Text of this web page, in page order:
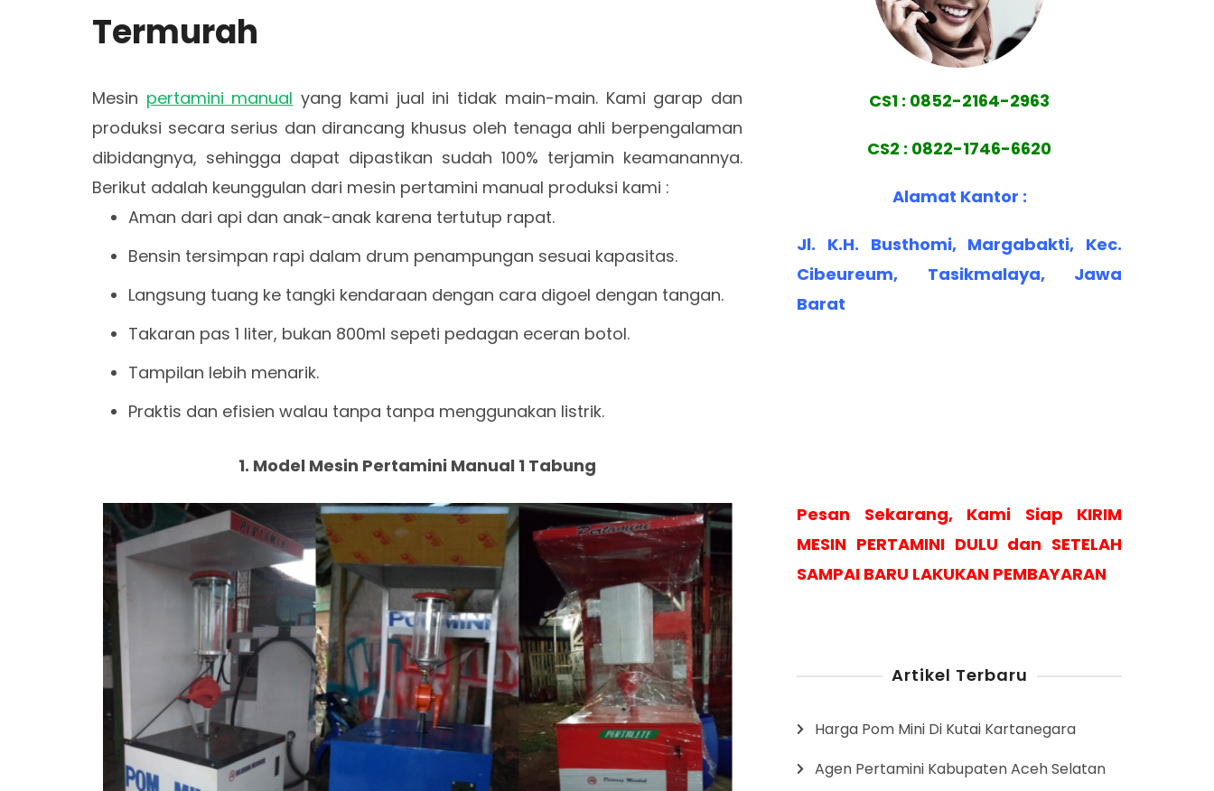
Termurah
Mesin pertamini manual yang kami jual ini tidak main-main. Kami garap dan
produksi secara serius dan dirancang khusus oleh tenaga ahli berpengalaman
dibidangnya, sehingga dapat dipastikan sudah 100% terjamin keamanannya.
Berikut adalah keunggulan dari mesin pertamini manual produksi kami :
Aman dari api dan anak-anak karena tertutup rapat.
Bensin tersimpan rapi dalam drum penampungan sesuai kapasitas.
Langsung tuang ke tangki kendaraan dengan cara digoel dengan tangan.
Takaran pas 1 liter, bukan 800ml sepeti pedagan eceran botol.
Tampilan lebih menarik.
Praktis dan efisien walau tanpa tanpa menggunakan listrik.
1. Model Mesin Pertamini Manual 1 Tabung
CS1 : 0852-2164-2963
CS2 : 0822-1746-6620
Alamat Kantor :
Jl. K.H. Busthomi, Margabakti, Kec.
Cibeureum, Tasikmalaya, Jawa
Barat
Pesan Sekarang, Kami Siap KIRIM
MESIN PERTAMINI DULU dan SETELAH
SAMPAI BARU LAKUKAN PEMBAYARAN
Artikel Terbaru
Harga Pom Mini Di Kutai Kartanegara
Agen Pertamini Kabupaten Aceh Selatan